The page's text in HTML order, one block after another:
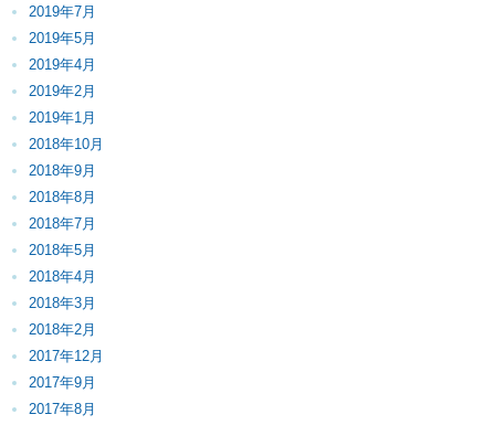
2019年7月
2019年5月
2019年4月
2019年2月
2019年1月
2018年10月
2018年9月
2018年8月
2018年7月
2018年5月
2018年4月
2018年3月
2018年2月
2017年12月
2017年9月
2017年8月